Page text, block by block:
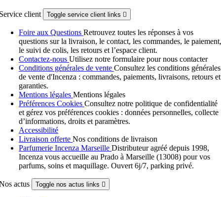
client Toggle service client links 
Foire aux Questions Retrouvez toutes les réponses à vos
questions sur la livraison, le contact, les commandes, le paiement,
le suivi de colis, les retours et l’espace client.
Contactez-nous Utilisez notre formulaire pour nous contacter
Conditions générales de vente Consultez les conditions générales
de vente d'Incenza : commandes, paiements, livraisons, retours et
garanties.
Mentions légales Mentions légales
Préférences Cookies Consultez notre politique de confidentialité
et gérez vos préférences cookies : données personnelles, collecte
d’informations, droits et paramètres.
Accessibilité
Livraison offerte Nos conditions de livraison
Parfumerie Incenza Marseille Distributeur agréé depuis 1998,
Incenza vous accueille au Prado à Marseille (13008) pour vos
parfums, soins et maquillage. Ouvert 6j/7, parking privé.
actus Toggle nos actus links 